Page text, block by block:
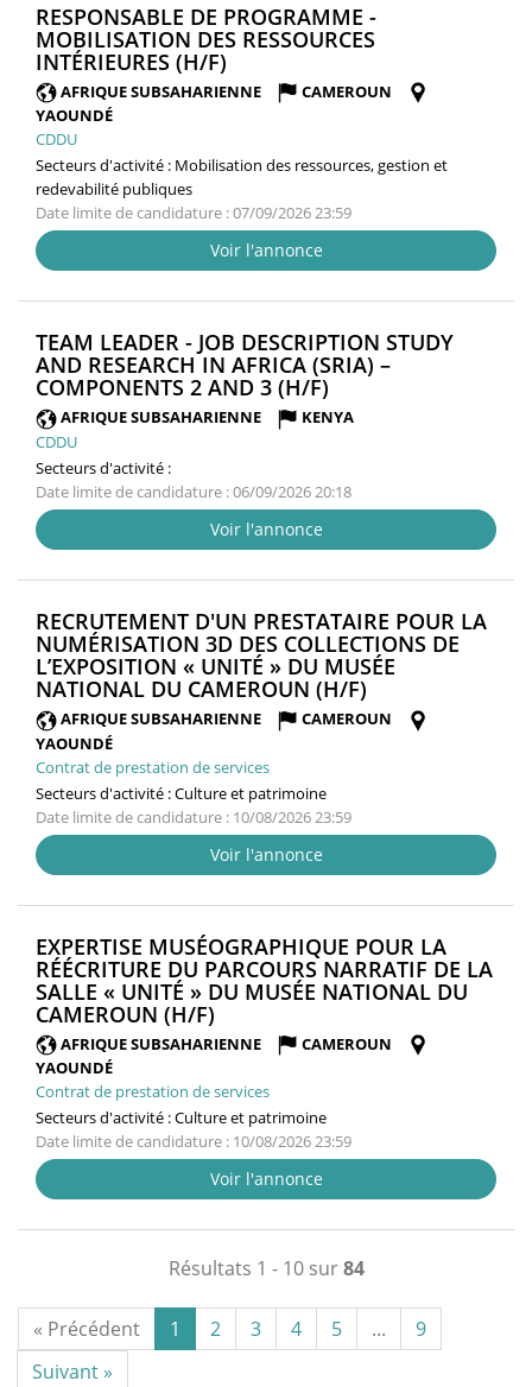
RESPONSABLE DE PROGRAMME -
MOBILISATION DES RESSOURCES
INTÉRIEURES (H/F)
FENÊTRE)
AFRIQUE SUBSAHARIENNE
CAMEROUN
YAOUNDÉ
CDDU
Secteurs d'activité : Mobilisation des ressources, gestion et
redevabilité publiques
Date limite de candidature : 07/09/2026 23:59
Voir l'annonce
TEAM LEADER - JOB DESCRIPTION STUDY
AND RESEARCH IN AFRICA (SRIA) –
COMPONENTS 2 AND 3 (H/F) (NOUVELLE
FENÊTRE)
AFRIQUE SUBSAHARIENNE
KENYA
CDDU
Secteurs d'activité :
Date limite de candidature : 06/09/2026 20:18
Voir l'annonce
RECRUTEMENT D'UN PRESTATAIRE POUR LA
NUMÉRISATION 3D DES COLLECTIONS DE
L’EXPOSITION « UNITÉ » DU MUSÉE
NATIONAL DU CAMEROUN (H/F)
FENÊTRE)
AFRIQUE SUBSAHARIENNE
CAMEROUN
YAOUNDÉ
Contrat de prestation de services
Secteurs d'activité :Culture et patrimoine
Date limite de candidature : 10/08/2026 23:59
Voir l'annonce
EXPERTISE MUSÉOGRAPHIQUE POUR LA
RÉÉCRITURE DU PARCOURS NARRATIF DE LA
SALLE « UNITÉ » DU MUSÉE NATIONAL DU
CAMEROUN (H/F)
FENÊTRE)
AFRIQUE SUBSAHARIENNE
CAMEROUN
YAOUNDÉ
Contrat de prestation de services
Secteurs d'activité :Culture et patrimoine
Date limite de candidature : 10/08/2026 23:59
Voir l'annonce
Résultats 1 - 10 sur84
« Précédent 1 2 3 4 5 ...
9
Suivant »